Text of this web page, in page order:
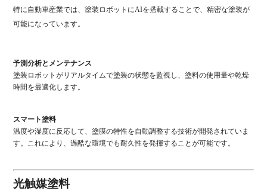
特に自動車産業では、塗装ロボットにAIを搭載することで、精密な塗装が
可能になっています。
予測分析とメンテナンス
塗装ロボットがリアルタイムで塗装の状態を監視し、塗料の使用量や乾燥
時間を最適化します。
スマート塗料
温度や湿度に反応して、塗膜の特性を自動調整する技術が開発されていま
す。これにより、過酷な環境でも耐久性を発揮することが可能です。
光触媒塗料